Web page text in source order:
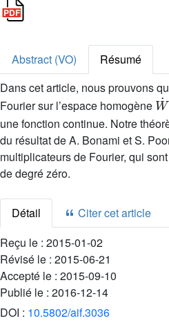
Abstract (VO)
Résumé
Dans cet article, nous prouvons
Fourier sur l’espace homogène
W
une fonction continue. Notre
du résultat de A. Bonami et S.
multiplicateurs de Fourier, qui
de degré zéro.
Détail
Citer cet article
Reçu le : 2015-01-02
Révisé le : 2015-06-21
Accepté le : 2015-09-10
Publié le : 2016-12-14
DOI : 10.5802/aif.3036